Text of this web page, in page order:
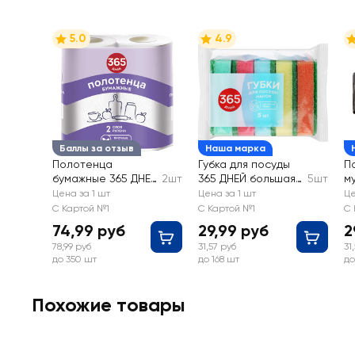
Баллы за отзыв
5.0
Полотенца
бумажные 365 ДНЕЙ
2-слоя, белые
2шт
Цена за 1 шт
С Картой №1
74,99 руб
78,99 руб
до 350 шт
Наша марка
4.9
Губка для посуды
365 ДНЕЙ большая
9х6,3х2,5см
5шт
Цена за 1 шт
С Картой №1
29,99 руб
31,57 руб
до 168 шт
С
Похожие товары